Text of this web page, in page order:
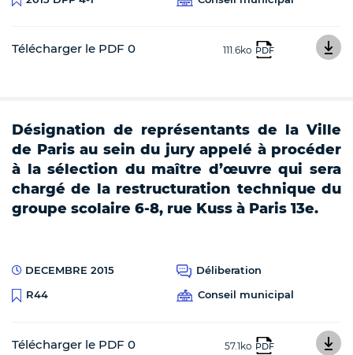
Télécharger le PDF 0 111.6ko PDF
Désignation de représentants de la Ville
de Paris au sein du jury appelé à procéder
à la sélection du maître d’œuvre qui sera
chargé de la restructuration technique du
groupe scolaire 6-8, rue Kuss à Paris 13e.
DECEMBRE 2015
Déliberation
R44
Conseil municipal
Télécharger le PDF 0 57.1ko PDF